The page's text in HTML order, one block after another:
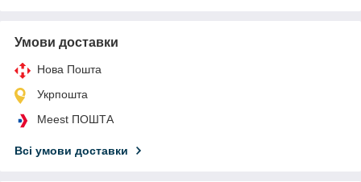
Умови доставки
Нова Пошта
Укрпошта
Meest ПОШТА
Всі умови доставки